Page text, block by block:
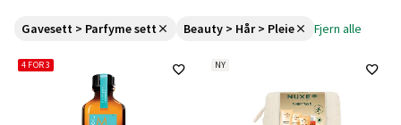
Gavesett > Parfyme sett Beauty > Hår > Pleie Fjern alle
4 FOR 3 NY